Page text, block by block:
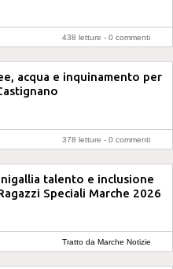
438 letture - 0 commenti
acqua e inquinamento per
378 letture - 0 commenti
talento e inclusione
Speciali Marche 2026
Tratto da Marche Notizie